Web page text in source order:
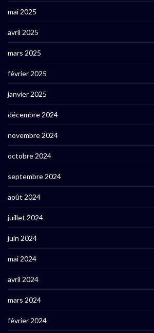
mai 2025
avril 2025
mars 2025
février 2025
janvier 2025
décembre 2024
novembre 2024
octobre 2024
septembre 2024
août 2024
juillet 2024
juin 2024
mai 2024
avril 2024
mars 2024
février 2024